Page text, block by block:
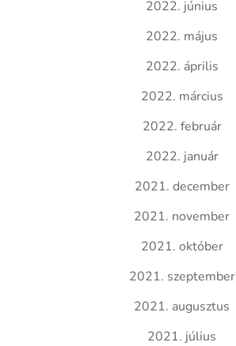
2022. június
2022. május
2022. április
2022. március
2022. február
2022. január
2021. december
2021. november
2021. október
2021. szeptember
2021. augusztus
2021. július